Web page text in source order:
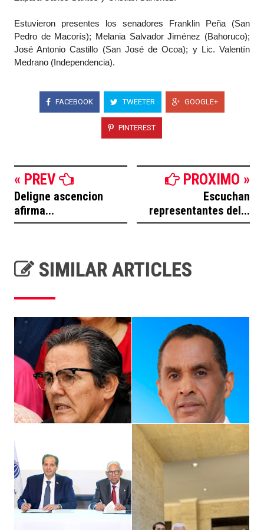
Estuvieron presentes los senadores Franklin Peña (San
Pedro de Macorís); Melania Salvador Jiménez (Bahoruco);
José Antonio Castillo (San José de Ocoa); y Lic. Valentín
Medrano (Independencia).
FACEBOOK TWEETER GOOGLE+
PINTEREST
« PREV
Deligne ascencion
afirma...
PROXIMO »
Escuchan
representantes del...
SIMILAR ARTICLES